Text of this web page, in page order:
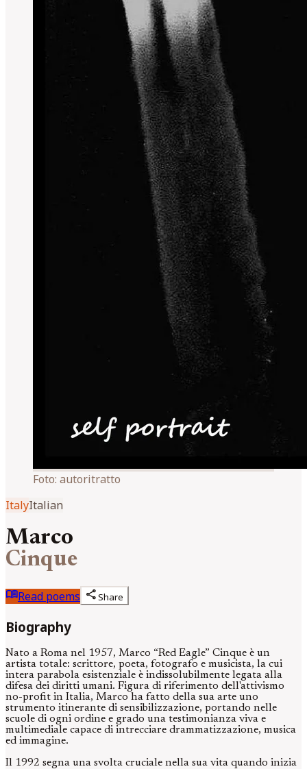
Foto: autoritratto
ItalyItalian
Marco
Cinque
menu_bookRead poems shareShare
Biography
Nato a Roma nel 1957, Marco “Red Eagle” Cinque è un
artista totale: scrittore, poeta, fotografo e musicista, la cui
intera parabola esistenziale è indissolubilmente legata alla
difesa dei diritti umani. Figura di riferimento dell'attivismo
no-profit in Italia, Marco ha fatto della sua arte uno
strumento itinerante di sensibilizzazione, portando nelle
scuole di ogni ordine e grado una testimonianza viva e
multimediale capace di intrecciare drammatizzazione, musica
ed immagine.
Il 1992 segna una svolta cruciale nella sua vita quando inizia